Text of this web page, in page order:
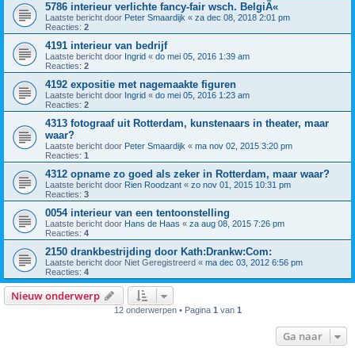
5786 interieur verlichte fancy-fair wsch. BelgiÃ«
Laatste bericht door Peter Smaardijk « za dec 08, 2018 2:01 pm
Reacties: 2
4191 interieur van bedrijf
Laatste bericht door Ingrid « do mei 05, 2016 1:39 am
Reacties: 2
4192 expositie met nagemaakte figuren
Laatste bericht door Ingrid « do mei 05, 2016 1:23 am
Reacties: 2
4313 fotograaf uit Rotterdam, kunstenaars in theater, maar
waar?
Laatste bericht door Peter Smaardijk « ma nov 02, 2015 3:20 pm
Reacties: 1
4312 opname zo goed als zeker in Rotterdam, maar waar?
Laatste bericht door Rien Roodzant « zo nov 01, 2015 10:31 pm
Reacties: 3
0054 interieur van een tentoonstelling
Laatste bericht door Hans de Haas « za aug 08, 2015 7:26 pm
Reacties: 4
2150 drankbestrijding door Kath:Drankw:Com:
Laatste bericht door Niet Geregistreerd « ma dec 03, 2012 6:56 pm
Reacties: 4
Nieuw onderwerp
12 onderwerpen • Pagina 1 van 1
Ga naar